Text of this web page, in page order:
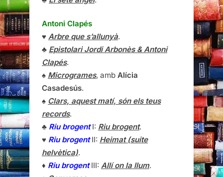
Antoni Clapés
♥ Arbre que s’allunyà.
♣ Epistolari Jordi Arbonès & Antoni
Clapés.
♠ Microgrames, amb Alícia
Casadesús.
♠ Clars, aquest matí, són els teus
records.
♣ Riu brogentI: Riu brogent.
♥ Riu brogentII: Heimat (suite
helvètica).
♦ Riu brogentIII: Allí on la llum.